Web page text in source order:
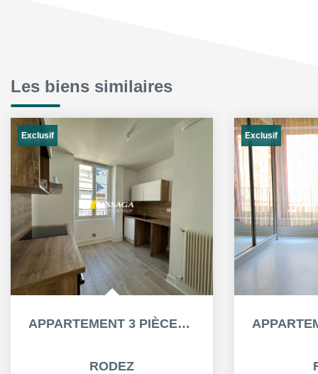
Les biens similaires
Exclusif
APPARTEMENT 3 PIÈCES À LOUER À RODEZ - HYPERCENTRE
RODEZ
Exclusif